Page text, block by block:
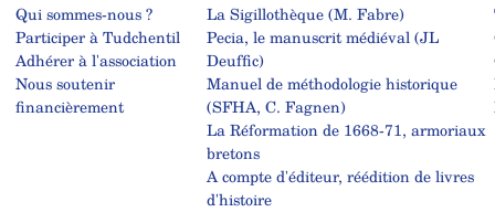
Qui sommes-nous ?
Participer à Tudchentil
Adhérer à l'association
Nous soutenir
financièrement
La Sigillothèque (M. Fabre)
Pecia, le manuscrit médiéval (JL
Deuffic)
Manuel de méthodologie historique
(SFHA, C. Fagnen)
La Réformation de 1668-71, armoriaux
bretons
A compte d'éditeur, réédition de livres
d'histoire